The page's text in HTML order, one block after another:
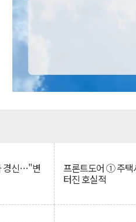
경신…"변 프론트도어 ① 주택
터진 호실적